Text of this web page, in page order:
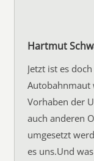
Hartmut
Jetzt ist es
Autobahnmaut
Vorhaben der
auch anderen
umgesetzt
es uns.Und